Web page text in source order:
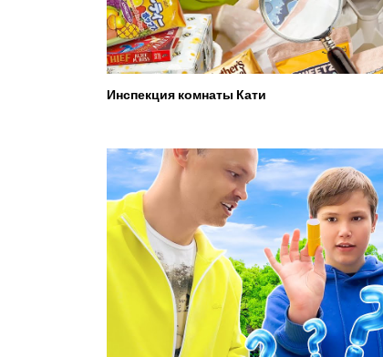
Инспекция комнаты Кати